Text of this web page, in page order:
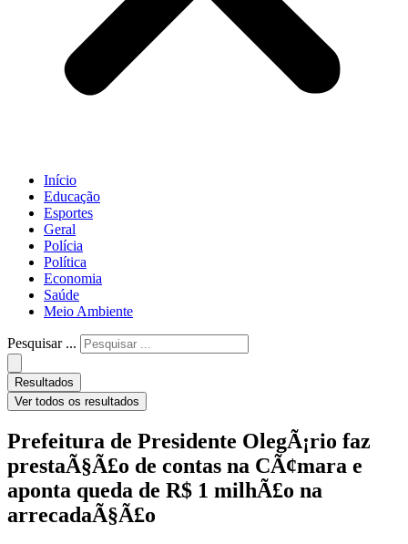
Início
Educação
Esportes
Geral
Polícia
Política
Economia
Saúde
Meio Ambiente
Pesquisar ...
Resultados
Ver todos os resultados
Prefeitura de Presidente OlegÃ¡rio faz
prestaÃ§Ã£o de contas na CÃ¢mara e
aponta queda de R$ 1 milhÃ£o na
arrecadaÃ§Ã£o